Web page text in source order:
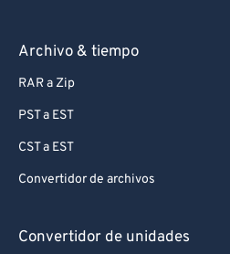
Archivo & tiempo
RAR a Zip
PST a EST
CST a EST
Convertidor de archivos
Convertidor de unidades